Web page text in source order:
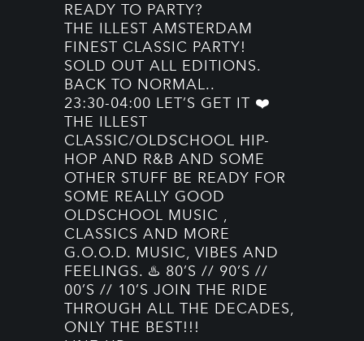
READY TO PARTY?
THE ILLEST AMSTERDAM
FINEST CLASSIC PARTY!
SOLD OUT ALL EDITIONS.
BACK TO NORMAL..
23:30-04:00 LET’S GET IT ❤️
THE ILLEST
CLASSIC/OLDSCHOOL HIP-
HOP AND R&B AND SOME
OTHER STUFF BE READY FOR
SOME REALLY GOOD
OLDSCHOOL MUSIC ,
CLASSICS AND MORE
G.O.O.D. MUSIC, VIBES AND
FEELINGS. ♨️ 80’S // 90’S //
00’S // 10’S JOIN THE RIDE
THROUGH ALL THE DECADES,
ONLY THE BEST!!!